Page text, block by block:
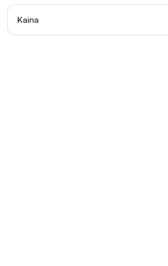
Kaina